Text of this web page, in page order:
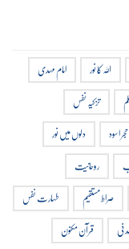
اللہ کا نور
امام مہدی
تزکیہ نفس
حجر اسود
دلوں میں نور
روحانیت
صراط مستقیم
طہارت نفس
قرآن مکنون